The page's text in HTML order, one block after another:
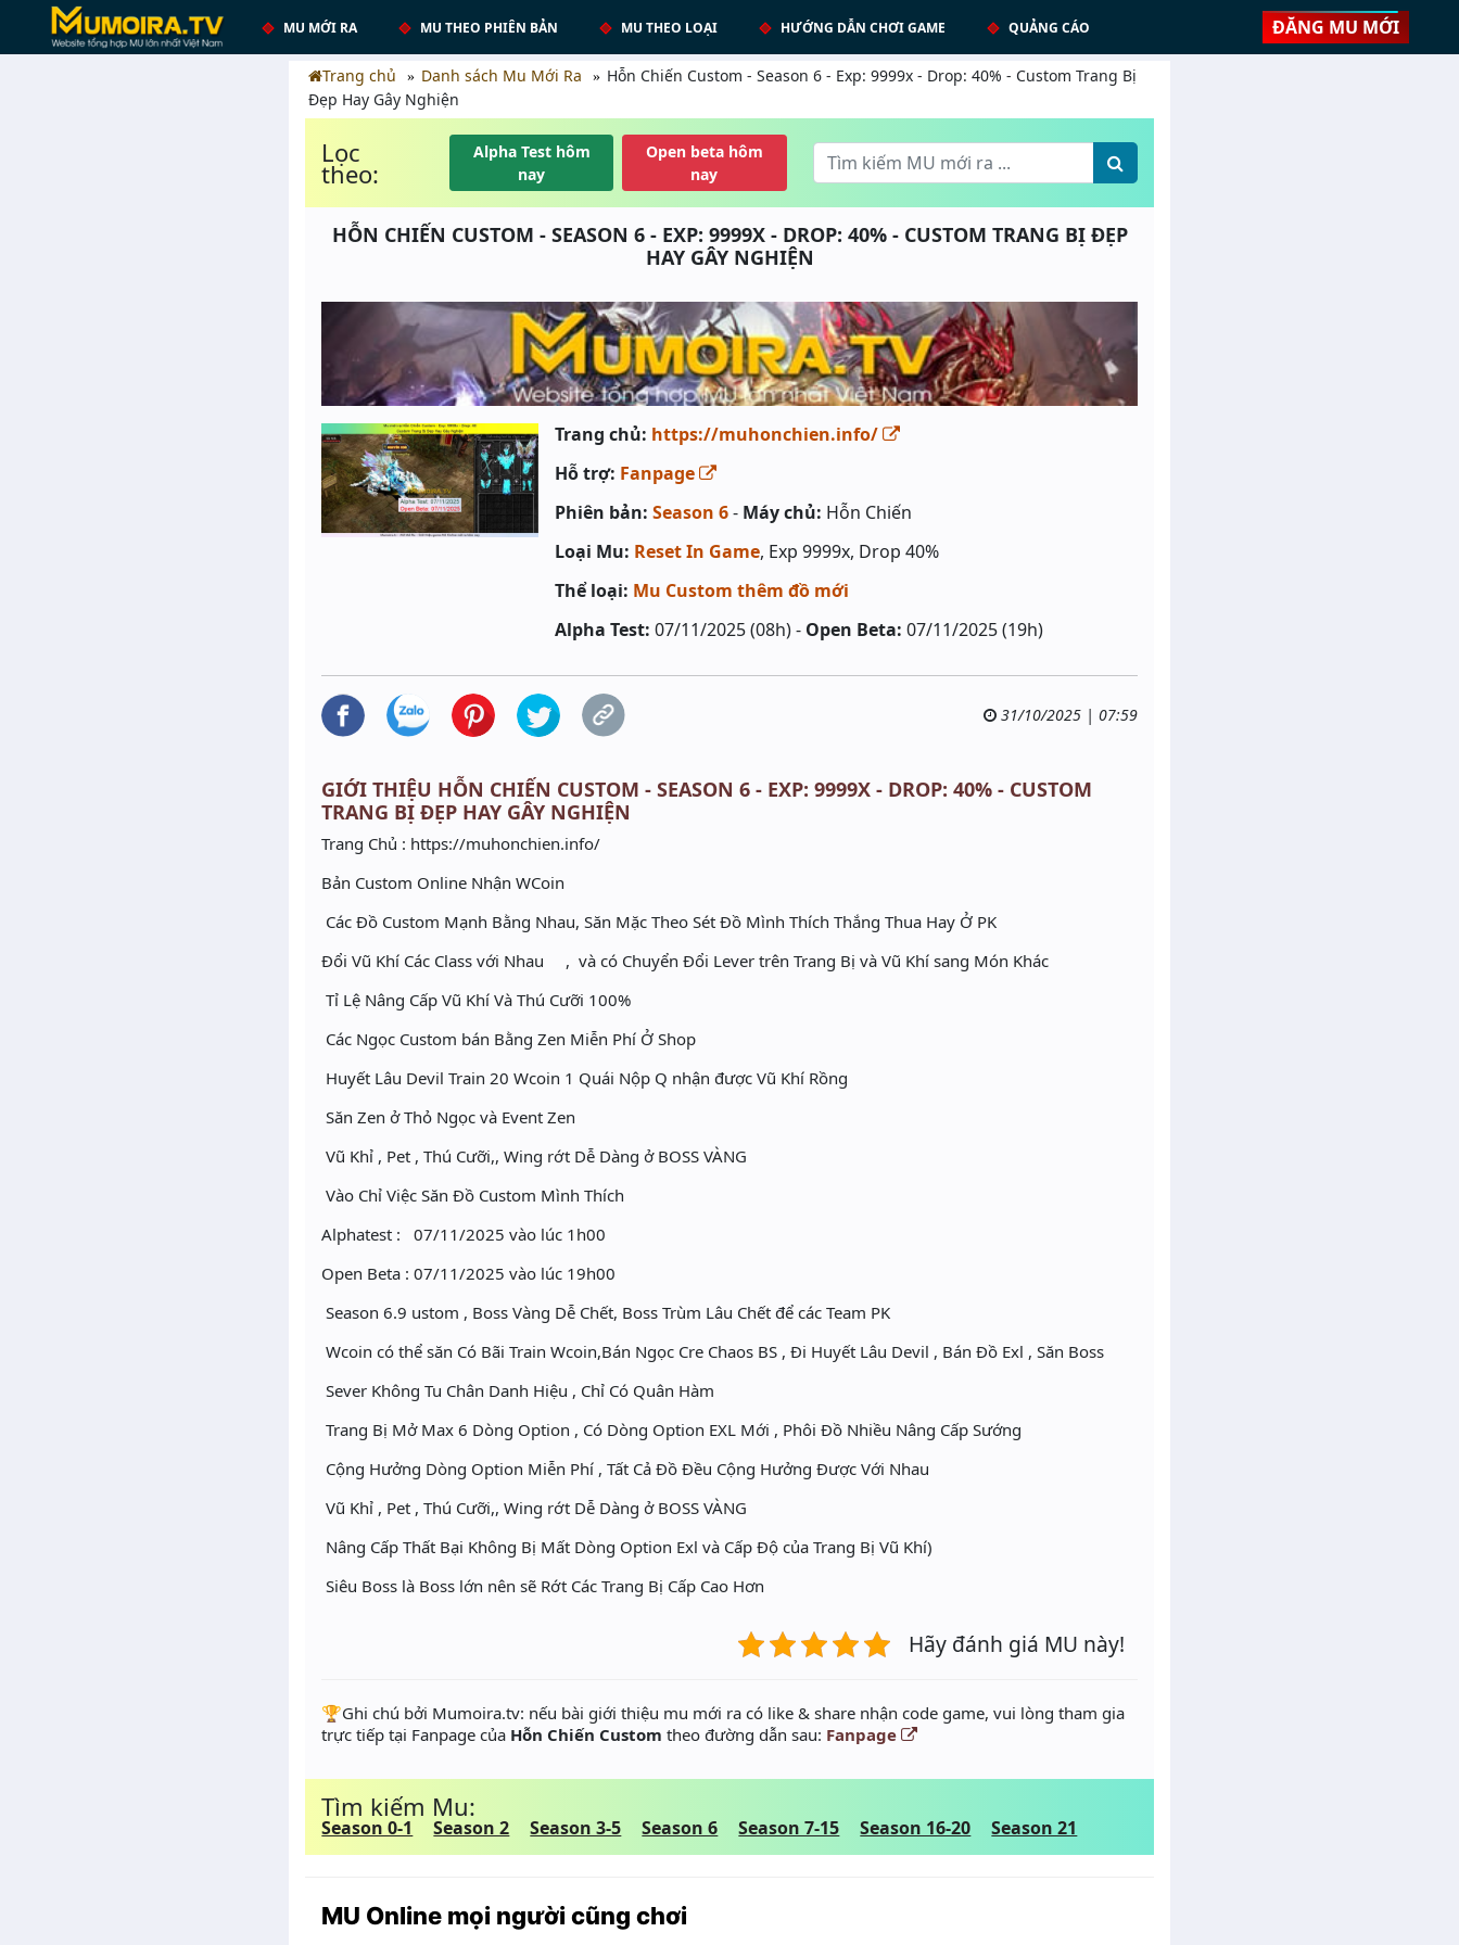
MU MỚI RA MU THEO PHIÊN BẢN MU THEO LOẠI HƯỚNG DẪN CHƠI GAME QUẢNG CÁO ĐĂNG MU MỚI
Trang chủ Danh sách Mu Mới Ra
Hỗn Chiến Custom - Season 6 - Exp: 9999x - Drop: 40% - Custom Trang Bị
Đẹp Hay Gây Nghiện
Lọc
theo:
Alpha Test hôm
nay
Open beta hôm
nay
HỖN CHIẾN CUSTOM - SEASON 6 - EXP: 9999X - DROP: 40% - CUSTOM TRANG BỊ ĐẸP
HAY GÂY NGHIỆN
Trang chủ: https://muhonchien.info/
Hỗ trợ: Fanpage
Phiên bản: Season 6- Máy chủ: Hỗn Chiến
Loại Mu: Reset In Game, Exp 9999x, Drop 40%
Thể loại: Mu Custom thêm đồ mới
Alpha Test: 07/11/2025 (08h) - Open Beta: 07/11/2025 (19h)
31/10/2025 | 07:59
GIỚI THIỆU HỖN CHIẾN CUSTOM - SEASON 6 - EXP: 9999X - DROP: 40% - CUSTOM
TRANG BỊ ĐẸP HAY GÂY NGHIỆN
Trang Chủ : https://muhonchien.info/
Bản Custom Online Nhận WCoin
Các Đồ Custom Mạnh Bằng Nhau, Săn Mặc Theo Sét Đồ Mình Thích Thắng Thua Hay Ở PK
Đổi Vũ Khí Các Class với Nhau , và có Chuyển Đổi Lever trên Trang Bị và Vũ Khí sang Món Khác
Tỉ Lệ Nâng Cấp Vũ Khí Và Thú Cưỡi 100%
Các Ngọc Custom bán Bằng Zen Miễn Phí Ở Shop
Huyết Lâu Devil Train 20 Wcoin 1 Quái Nộp Q nhận được Vũ Khí Rồng
Săn Zen ở Thỏ Ngọc và Event Zen
Vũ Khỉ , Pet , Thú Cưỡi,, Wing rớt Dễ Dàng ở BOSS VÀNG
Vào Chỉ Việc Săn Đồ Custom Mình Thích
Alphatest : 07/11/2025 vào lúc 1h00
Open Beta : 07/11/2025 vào lúc 19h00
Season 6.9 ustom , Boss Vàng Dễ Chết, Boss Trùm Lâu Chết để các Team PK
Wcoin có thể săn Có Bãi Train Wcoin,Bán Ngọc Cre Chaos BS , Đi Huyết Lâu Devil , Bán Đồ Exl , Săn Boss
Sever Không Tu Chân Danh Hiệu , Chỉ Có Quân Hàm
Trang Bị Mở Max 6 Dòng Option , Có Dòng Option EXL Mới , Phôi Đồ Nhiều Nâng Cấp Sướng
Cộng Hưởng Dòng Option Miễn Phí , Tất Cả Đồ Đều Cộng Hưởng Được Với Nhau
Vũ Khỉ , Pet , Thú Cưỡi,, Wing rớt Dễ Dàng ở BOSS VÀNG
Nâng Cấp Thất Bại Không Bị Mất Dòng Option Exl và Cấp Độ của Trang Bị Vũ Khí)
Siêu Boss là Boss lớn nên sẽ Rớt Các Trang Bị Cấp Cao Hơn
Hãy đánh giá MU này!
️🏆Ghi chú bởi Mumoira.tv: nếu bài giới thiệu mu mới ra có like & share nhận code game, vui lòng tham gia
trực tiếp tại Fanpage của Hỗn Chiến Custom theo đường dẫn sau: Fanpage
Tìm kiếm Mu:
Season 0-1 Season 2 Season 3-5 Season 6 Season 7-15 Season 16-20 Season 21
MU Online mọi người cũng chơi